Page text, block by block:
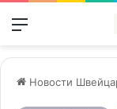
Меню
Новости